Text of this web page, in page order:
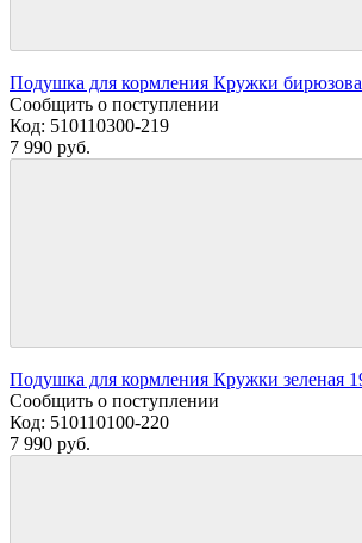
Подушка для кормления Кружки
Сообщить о поступлении
Код: 510110300-219
7 990 руб.
Подушка для кормления Кружки зеленая
Сообщить о поступлении
Код: 510110100-220
7 990 руб.